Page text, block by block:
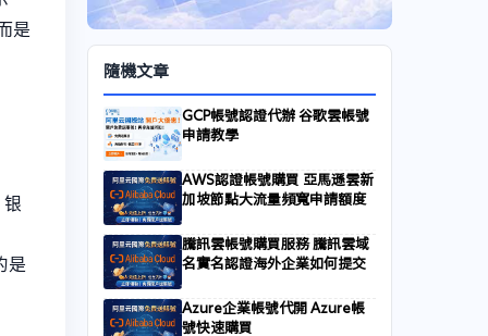
是
银
是
隨機文章
GCP帳號認證代辦 谷歌雲帳號
申請教學
AWS認證帳號購買 亞馬遜雲新
加坡節點大流量頻寬申請額度
騰訊雲帳號購買服務 騰訊雲域
名實名認證海外企業如何提交
Azure企業帳號代開 Azure帳
號快速購買